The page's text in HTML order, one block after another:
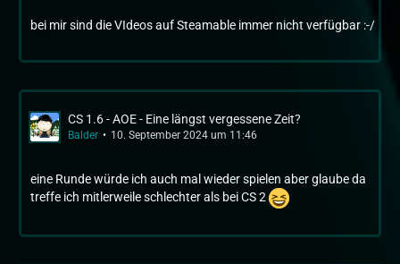
bei mir sind die VIdeos auf Steamable immer nicht verfügbar :-/
CS 1.6 - AOE - Eine längst vergessene Zeit?
Balder 10. September 2024 um 11:46
eine Runde würde ich auch mal wieder spielen aber glaube da
treffe ich mitlerweile schlechter als bei CS 2